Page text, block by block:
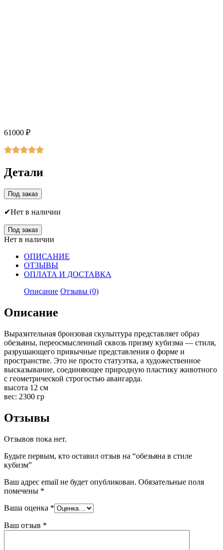
61000 ₽
Детали
Под заказ
Нет в наличии
Под заказ
Нет в наличии
ОПИСАНИЕ
ОТЗЫВЫ
ОПЛАТА И ДОСТАВКА
Описание Отзывы (0)
Описание
Выразительная бронзовая скульптура представляет образ
обезьяны, переосмысленный сквозь призму кубизма — стиля,
разрушающего привычные представления о форме и
пространстве. Это не просто статуэтка, а художественное
высказывание, соединяющее природную пластику животного
с геометрической строгостью авангарда.
высота 12 см
вес: 2300 гр
Отзывы
Отзывов пока нет.
Будьте первым, кто оставил отзыв на “обезьяна в стиле
кубизм”
Ваш адрес email не будет опубликован. Обязательные поля
помечены *
Ваша оценка *
Ваш отзыв *